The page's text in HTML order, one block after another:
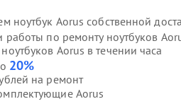
ноутбук Aorus собственной
работы по ремонту ноутбуков
Aorus в течении часа
20%
на ремонт
Aorus